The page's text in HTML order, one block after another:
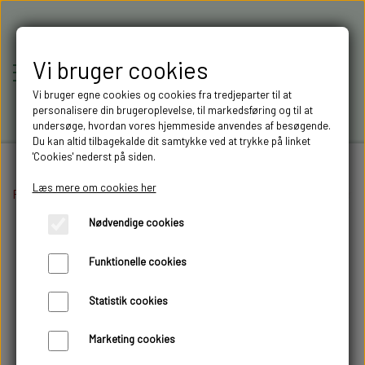
RC-MODELLER,
MODELTRUCKS,
MODELLASTBILER & 3D
FILAMENT I AARHUS M.FL.
Forside Elektronik Lygter og lysprint
Vi bruger cookies
Vi bruger egne cookies og cookies fra tredjeparter til at
personalisere din brugeroplevelse, til markedsføring og til at
undersøge, hvordan vores hjemmeside anvendes af besøgende.
Du kan altid tilbagekalde dit samtykke ved at trykke på linket
'Cookies' nederst på siden.
Læs mere om cookies her
Nødvendige cookies
Funktionelle cookies
Statistik cookies
Marketing cookies